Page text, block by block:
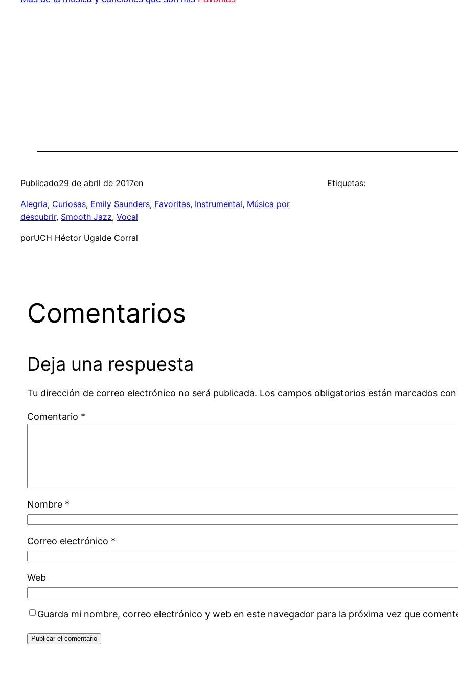
Publicado29 de abril de 2017en
Alegria, Curiosas, Emily Saunders, Favoritas, Instrumental, Música por
descubrir, Smooth Jazz, Vocal
porUCH Héctor Ugalde Corral
Etiquetas:
Comentarios
Deja una respuesta
Tu dirección de correo electrónico no será publicada. Los campos obligatorios están marcados
Comentario *
Nombre *
Correo electrónico *
Web
Guarda mi nombre, correo electrónico y web en este navegador para la próxima vez que